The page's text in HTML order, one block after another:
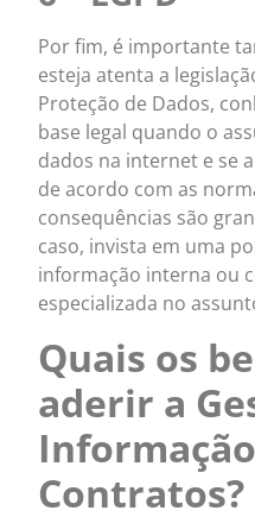
Por fim, é importante
esteja atenta a
Proteção de Dados,
base legal quando o
dados na internet e se
de acordo com as
consequências são
caso, invista em uma
informação interna ou
especializada no
Quais os
aderir a
Contratos?